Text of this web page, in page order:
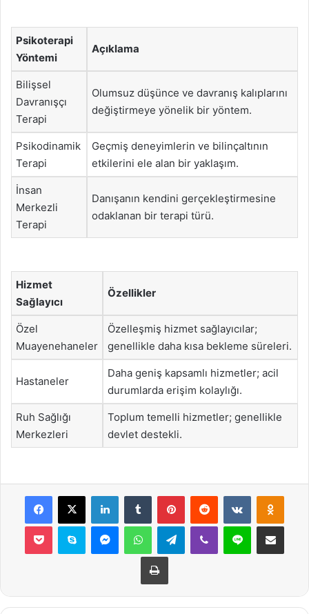
Psikoterapi
Yöntemi
Açıklama
Bilişsel
Davranışçı
Terapi
Olumsuz düşünce ve davranış kalıplarını
değiştirmeye yönelik bir yöntem.
Psikodinamik
Terapi
Geçmiş deneyimlerin ve bilinçaltının
etkilerini ele alan bir yaklaşım.
İnsan
Merkezli
Terapi
Danışanın kendini gerçekleştirmesine
odaklanan bir terapi türü.
Hizmet
Sağlayıcı
Özellikler
Özel
Muayenehaneler
Özelleşmiş hizmet sağlayıcılar;
genellikle daha kısa bekleme süreleri.
Hastaneler
Daha geniş kapsamlı hizmetler; acil
durumlarda erişim kolaylığı.
Ruh Sağlığı
Merkezleri
Toplum temelli hizmetler; genellikle
devlet destekli.
Facebook
X LinkedInTumblr PinterestReddit VKontakte
Pocket Skype MessengerWhatsAppTelegramViber Line E-Posta ile
Yazdır